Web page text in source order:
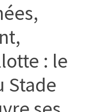
: le
Stade